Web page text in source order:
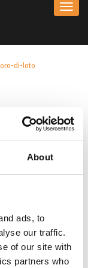
About
ads, to
our traffic.
of our site with
partners who
di-loto